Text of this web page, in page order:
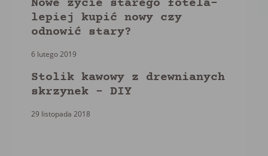
Nowe życie starego fotela-
lepiej kupić nowy czy
odnowić stary?
6 lutego 2019
Stolik kawowy z drewnianych
skrzynek – DIY
29 listopada 2018